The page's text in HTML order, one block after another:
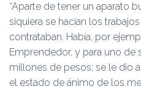
“Aparte de tener un aparato
siquiera se hacían los
contrataban. Había, por
Emprendedor, y para uno de
millones de pesos; se le dio
el estado de ánimo de los